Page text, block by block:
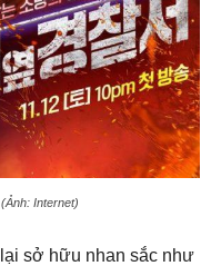
Internet)
sở hữu nhan sắc như